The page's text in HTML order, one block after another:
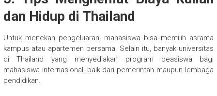
dan Hidup di Thailand
Untuk menekan pengeluaran, mahasiswa bisa memilih asrama
kampus atau apartemen bersama. Selain itu, banyak universitas
di Thailand yang menyediakan program beasiswa bagi
mahasiswa internasional, baik dari pemerintah maupun lembaga
pendidikan.